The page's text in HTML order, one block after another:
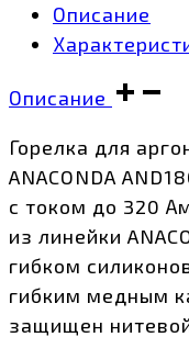
Описание
Описание
Горелка для
ANACONDA
с током до 320
из линейки
гибком
гибким медным
защищен